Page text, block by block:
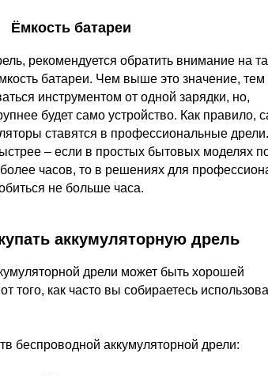
Ёмкость батареи
рекомендуется обратить внимание на
батареи. Чем выше это значение, тем
инструментом от одной зарядки, но,
будет само устройство. Как правило,
ставятся в профессиональные
– если в простых бытовых моделях
часов, то в решениях для
не больше часа.
аккумуляторную дрель
дрели может быть хорошей
того, как часто вы собираетесь
беспроводной аккумуляторной дрели: